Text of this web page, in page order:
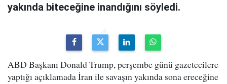
yakında biteceğine inandığını söyledi.
ABD Başkanı Donald Trump, perşembe günü gazetecilere
yaptığı açıklamada İran ile savaşın yakında sona ereceğine